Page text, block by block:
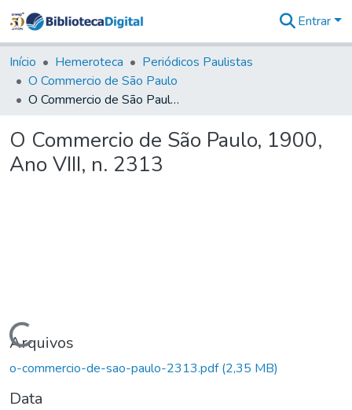
&
Coleções
Tudo na
Biblioteca
Estatísticas
Entrar
Início Hemeroteca
Periódicos Paulistas
O Commercio de São Paulo
O Commercio de São Paulo, 1900, Ano VIII, n. 2313
O Commercio de São Paulo, 1900,
Ano VIII, n. 2313
Carregando...
Arquivos
o-commercio-de-sao-paulo-2313.pdf(2,35 MB)
Data